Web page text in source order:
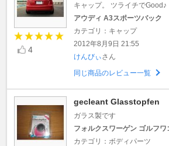
4
キャップ。 ツライチでGood♪
アウディ A3スポーツバック
カテゴリ：キャップ
2012年8月9日 21:55
けんびぃさん
同じ商品のレビュー一覧
gecleant Glasstopfen
ガラス製です
フォルクスワーゲン ゴルフワ
カテゴリ：ボディパーツ